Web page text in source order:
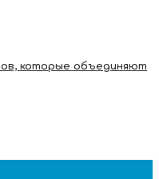
которые объединяют